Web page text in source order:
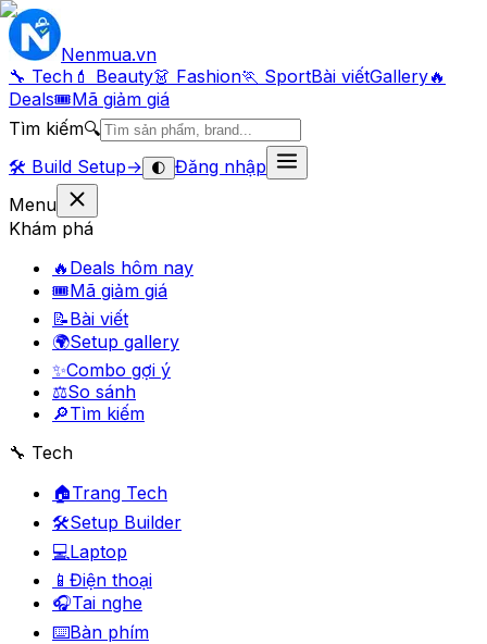
Nenmua.vn
🔧 Tech 💄 Beauty👗 Fashion🏃 SportBài viếtGallery🔥
Deals🎟Mã giảm giá
Tìm kiếm🔍
🛠️ Build Setup→ 🌓 Đăng nhập
Menu
Khám phá
🔥 Deals hôm nay
🎟Mã giảm giá
📝Bài viết
🌍Setup gallery
✨Combo gợi ý
⚖️So sánh
🔎Tìm kiếm
🔧 Tech
🏠Trang Tech
🛠️Setup Builder
💻Laptop
📱 Điện thoại
🎧Tai nghe
⌨️Bàn phím